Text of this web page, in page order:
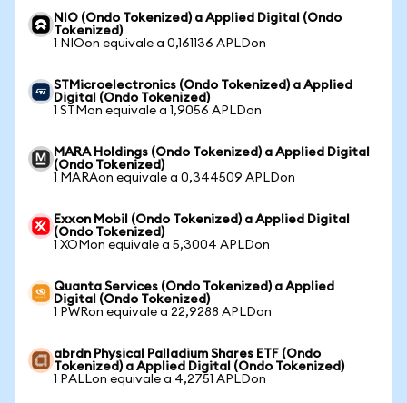
NIO (Ondo Tokenized) a Applied Digital (Ondo
Tokenized)
1 NIOon equivale a 0,161136 APLDon
STMicroelectronics (Ondo Tokenized) a Applied
Digital (Ondo Tokenized)
1 STMon equivale a 1,9056 APLDon
MARA Holdings (Ondo Tokenized) a Applied Digital
(Ondo Tokenized)
1 MARAon equivale a 0,344509 APLDon
Exxon Mobil (Ondo Tokenized) a Applied Digital
(Ondo Tokenized)
1 XOMon equivale a 5,3004 APLDon
Quanta Services (Ondo Tokenized) a Applied
Digital (Ondo Tokenized)
1 PWRon equivale a 22,9288 APLDon
abrdn Physical Palladium Shares ETF (Ondo
Tokenized) a Applied Digital (Ondo Tokenized)
1 PALLon equivale a 4,2751 APLDon